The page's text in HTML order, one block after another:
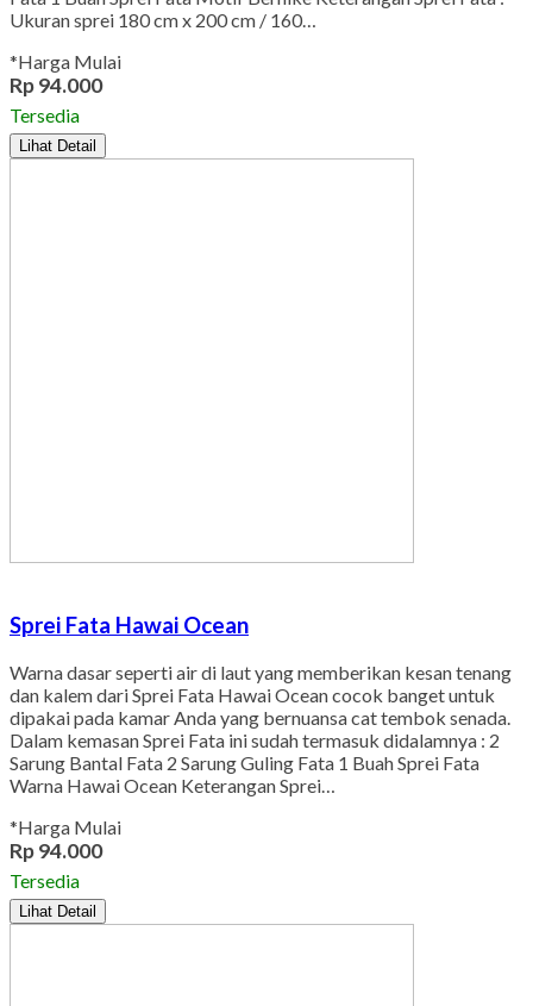
Ukuran sprei 180 cm x 200 cm / 160…
*Harga Mulai
Rp 94.000
Tersedia
Lihat Detail
Sprei Fata Hawai Ocean
Warna dasar seperti air di laut yang memberikan kesan tenang
dan kalem dari Sprei Fata Hawai Ocean cocok banget untuk
dipakai pada kamar Anda yang bernuansa cat tembok senada.
Dalam kemasan Sprei Fata ini sudah termasuk didalamnya : 2
Sarung Bantal Fata 2 Sarung Guling Fata 1 Buah Sprei Fata
Warna Hawai Ocean Keterangan Sprei…
*Harga Mulai
Rp 94.000
Tersedia
Lihat Detail